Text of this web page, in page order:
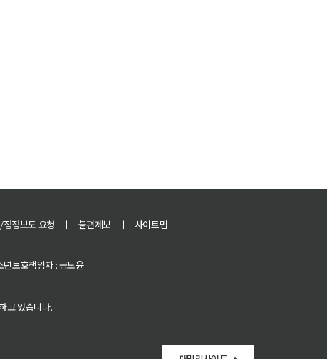
정정보도 요청 ㅣ 불편제보 ㅣ
사이트맵
년보호책임자 : 공도윤
고 있습니다.